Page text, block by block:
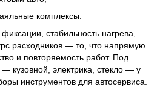
комплексы.
стабильность нагрева,
расходников — то, что напрямую
и повторяемость работ. Под
кузовной, электрика, стекло — у
инструментов для автосервиса.